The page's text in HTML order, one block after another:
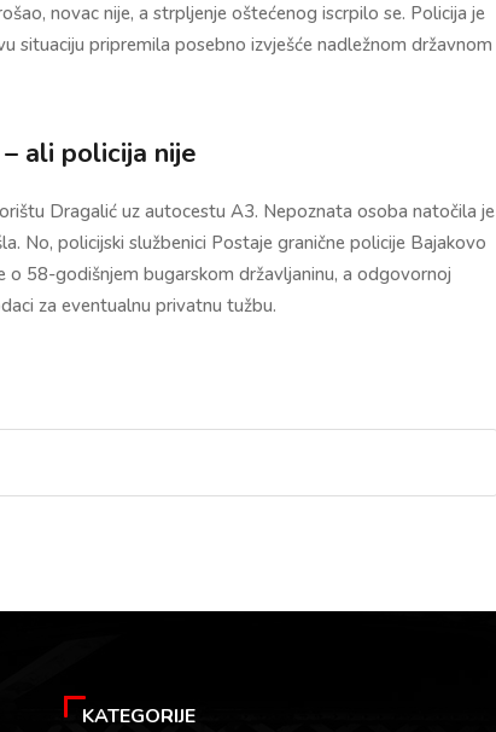
novac nije, a strpljenje oštećenog iscrpilo se. Policija je
situaciju pripremila posebno izvješće nadležnom državnom
ali policija nije
Dragalić uz autocestu A3. Nepoznata osoba natočila je
No, policijski službenici Postaje granične policije Bajakovo
58-godišnjem bugarskom državljaninu, a odgovornoj
za eventualnu privatnu tužbu.
KATEGORIJE